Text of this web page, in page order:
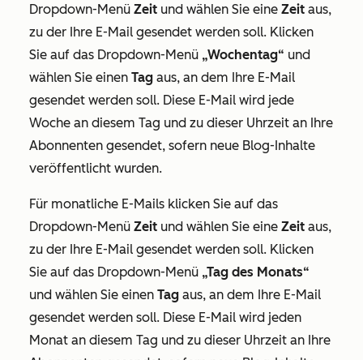
Dropdown-Menü Zeit und wählen Sie eine Zeit aus,
zu der Ihre E-Mail gesendet werden soll. Klicken
Sie auf das Dropdown-Menü „Wochentag“ und
wählen Sie einen Tag aus, an dem Ihre E-Mail
gesendet werden soll. Diese E-Mail wird jede
Woche an diesem Tag und zu dieser Uhrzeit an Ihre
Abonnenten gesendet, sofern neue Blog-Inhalte
veröffentlicht wurden.
Für monatliche E-Mails klicken Sie auf das
Dropdown-Menü Zeit und wählen Sie eine Zeit aus,
zu der Ihre E-Mail gesendet werden soll. Klicken
Sie auf das Dropdown-Menü „Tag des Monats“
und wählen Sie einen Tag aus, an dem Ihre E-Mail
gesendet werden soll. Diese E-Mail wird jeden
Monat an diesem Tag und zu dieser Uhrzeit an Ihre